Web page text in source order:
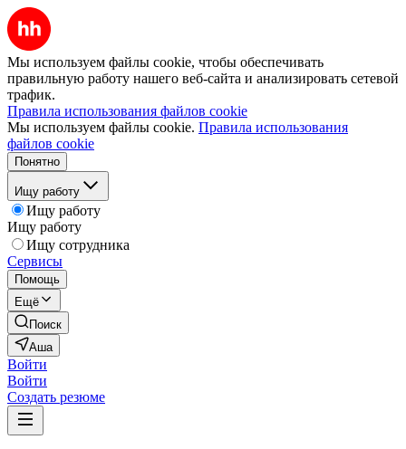
Мы используем файлы cookie, чтобы обеспечивать
правильную работу нашего веб-сайта и анализировать сетевой
трафик.
Правила использования файлов cookie
Мы используем файлы cookie. Правила использования
файлов cookie
Понятно
Ищу работу
Ищу работу
Ищу работу
Ищу сотрудника
Сервисы
Помощь
Ещё
Поиск
Аша
Войти
Войти
Создать резюме